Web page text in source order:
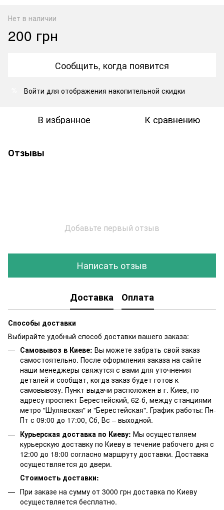
Нет в наличии
200 грн
Сообщить, когда появится
Войти для отображения накопительной скидки
В избранное К сравнению
Отзывы
Добавьте первый отзыв
Написать отзыв
Доставка Оплата
Способы доставки
Выбирайте удобный способ доставки вашего заказа:
Самовывоз в Киеве: Вы можете забрать свой заказ
самостоятельно. После оформления заказа на сайте
наши менеджеры свяжутся с вами для уточнения
деталей и сообщат, когда заказ будет готов к
самовывозу. Пункт выдачи расположен в г. Киев, по
адресу проспект Берестейский, 62-б, между станциями
метро "Шулявская" и "Берестейская". График работы: Пн-
Пт с 09:00 до 17:00, Сб, Вс – выходной.
Курьерская доставка по Киеву: Мы осуществляем
курьерскую доставку по Киеву в течение рабочего дня с
12:00 до 18:00 согласно маршруту доставки. Доставка
осуществляется до двери.
Стоимость доставки:
При заказе на сумму от 3000 грн доставка по Киеву
осуществляется бесплатно.